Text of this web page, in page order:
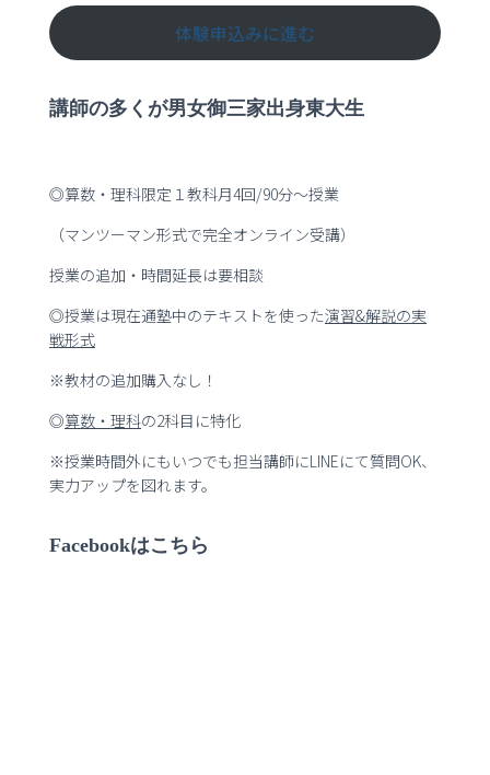
体験申込みに進む
講師の多くが男女御三家出身東大生
◎算数・理科限定１教科月4回/90分～授業
（マンツーマン形式で完全オンライン受講）
授業の追加・時間延長は要相談
◎授業は現在通塾中のテキストを使った演習&解説の実
戦形式
※教材の追加購入なし！
◎算数・理科の2科目に特化
※授業時間外にもいつでも担当講師にLINEにて質問OK、
実力アップを図れます。
Facebookはこちら